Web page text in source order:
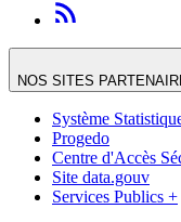
NOS SITES
Système
Progedo
Centre d'Accès
Site data.gouv
Services Publics +